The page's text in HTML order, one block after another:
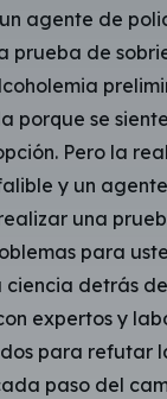
agente de
prueba de
porque se
Pero la
y un
una
para
ciencia detrás
expertos y
para refutar
paso del